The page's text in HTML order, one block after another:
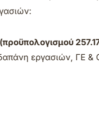
εργασιών, ΓΕ &